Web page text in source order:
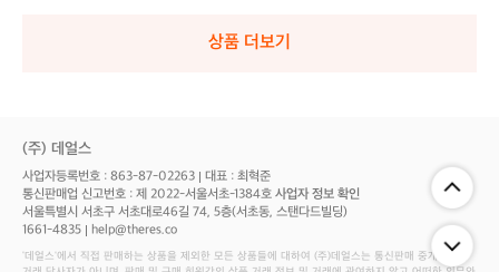
0
에
어
매
트
상품 더보기
(주) 데얼스
사업자등록번호 : 863-87-02263 대표 : 최혁준
통신판매업 신고번호 : 제 2022-서울서초-1384호 사업자 정보 확인
서울특별시 서초구 서초대로46길 74, 5층(서초동, 스탠다드빌딩)
1661-4835
help@theres.co
‘데얼스'에서 직접 판매하는 상품을 제외한 모든 상품들에 대하여 (주)데얼스는 통신판매 중개자로서